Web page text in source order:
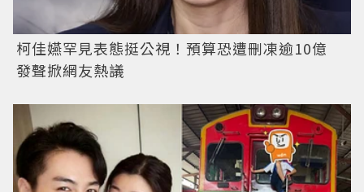
柯佳嬿罕見表態挺公視！預算恐遭刪凍逾10億
發聲掀網友熱議